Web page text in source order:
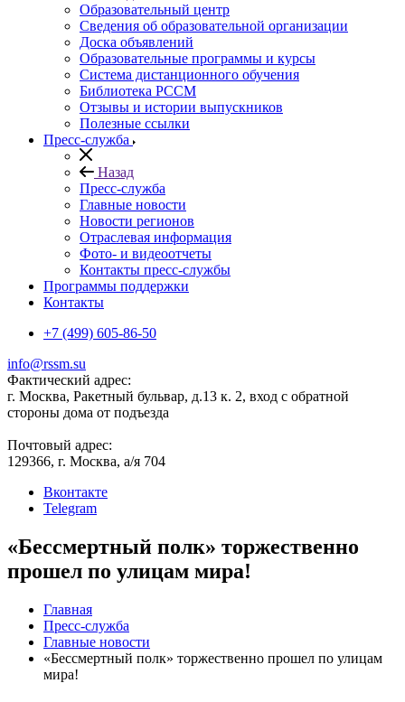
Образовательный центр
Сведения об образовательной организации
Доска объявлений
Образовательные программы и курсы
Система дистанционного обучения
Библиотека РССМ
Отзывы и истории выпускников
Полезные ссылки
Пресс-служба
Назад
Пресс-служба
Главные новости
Новости регионов
Отраслевая информация
Фото- и видеоотчеты
Контакты пресс-службы
Программы поддержки
Контакты
+7 (499) 605-86-50
info@rssm.su
Фактический адрес:
г. Москва, Ракетный бульвар, д.13 к. 2, вход с обратной
стороны дома от подъезда
Почтовый адрес:
129366, г. Москва, а/я 704
Вконтакте
Telegram
«Бессмертный полк» торжественно
прошел по улицам мира!
Главная
Пресс-служба
Главные новости
«Бессмертный полк» торжественно прошел по улицам
мира!